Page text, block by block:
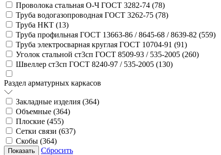
Проволока стальная О-Ч ГОСТ 3282-74 (78)
Труба водогазопроводная ГОСТ 3262-75 (78)
Труба НКТ (13)
Труба профильная ГОСТ 13663-86 / 8645-68 / 8639-82 (559)
Труба электросварная круглая ГОСТ 10704-91 (91)
Уголок стальной ст3сп ГОСТ 8509-93 / 535-2005 (260)
Швеллер ст3сп ГОСТ 8240-97 / 535-2005 (130)
Раздел арматурных каркасов
Закладные изделия (364)
Объемные (364)
Плоские (455)
Сетки связи (637)
Скобы (364)
Сбросить